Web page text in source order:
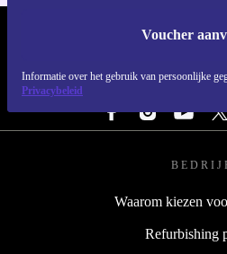
Voucher
Informatie over het gebruik van persoonlijke
Privacybeleid
REFURBED
VOLG
Waarom kiezen
Refurbishing